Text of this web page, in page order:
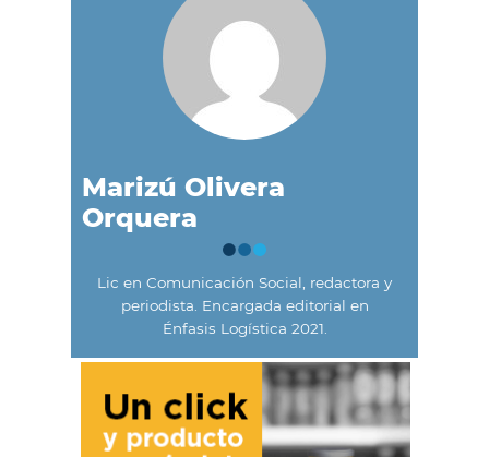
Marizú Olivera
Orquera
Lic en Comunicación Social, redactora y
periodista. Encargada editorial en
Énfasis Logística 2021.